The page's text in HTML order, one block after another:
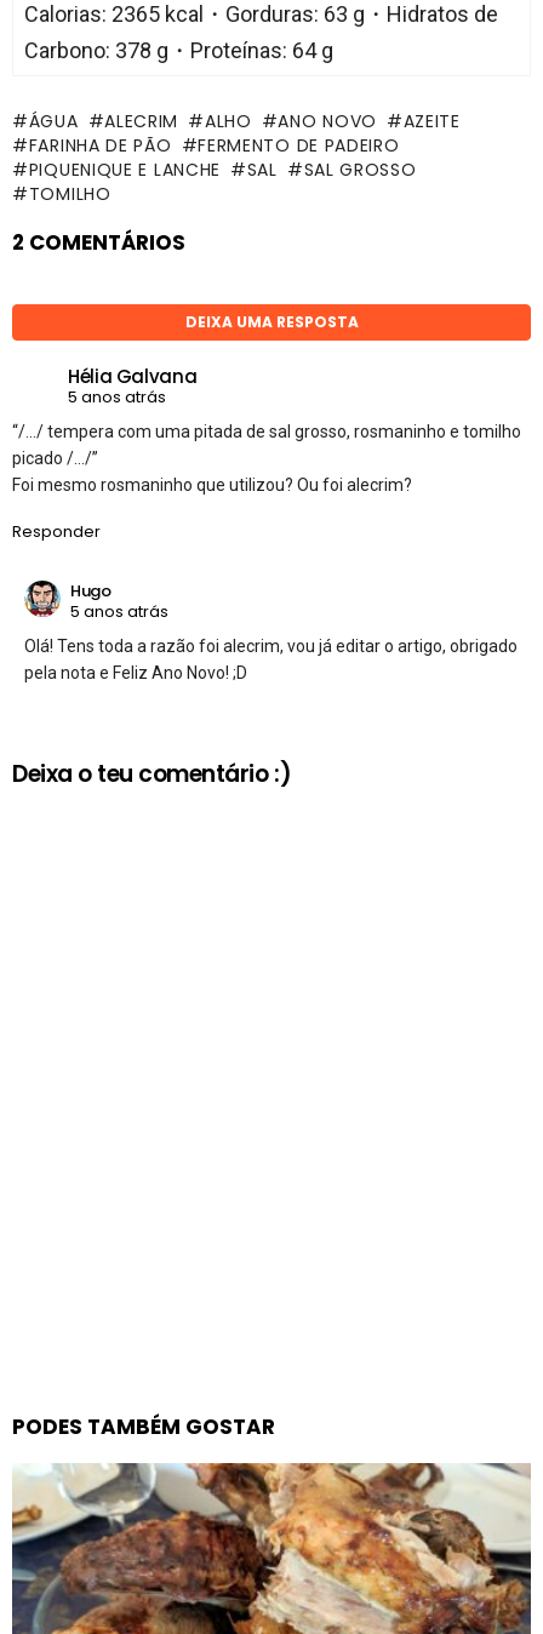
Calorias: 2365 kcal・Gorduras: 63 g・Hidratos de
Carbono: 378 g・Proteínas: 64 g
ÁGUA ALECRIM ALHO ANO NOVO
AZEITE
FARINHA DE PÃO
FERMENTO DE PADEIRO
PIQUENIQUE E LANCHE
SAL
SAL GROSSO
TOMILHO
2 COMENTÁRIOS
DEIXA UMA RESPOSTA
Hélia Galvana
5 anos atrás
“/…/ tempera com uma pitada de sal grosso, rosmaninho e tomilho
picado /…/”
Foi mesmo rosmaninho que utilizou? Ou foi alecrim?
Responder
Hugo
5 anos atrás
Olá! Tens toda a razão foi alecrim, vou já editar o artigo, obrigado
pela nota e Feliz Ano Novo! ;D
Deixa o teu comentário :)
PODES TAMBÉM GOSTAR